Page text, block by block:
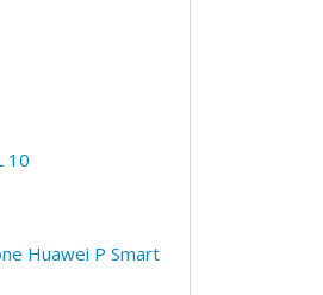
10
Huawei P Smart